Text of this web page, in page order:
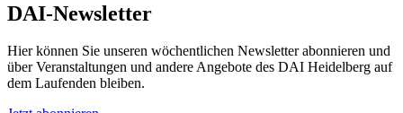
DAI-Newsletter
Hier können Sie unseren wöchentlichen Newsletter abonnieren und
über Veranstaltungen und andere Angebote des DAI Heidelberg auf
dem Laufenden bleiben.